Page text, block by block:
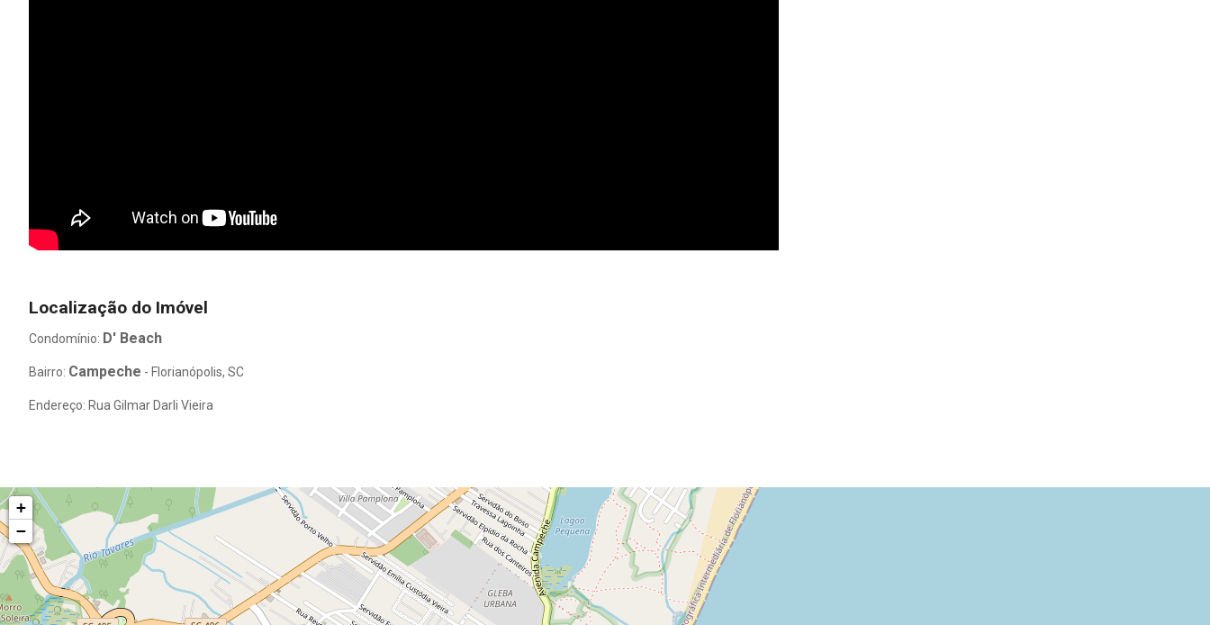
Localização do Imóvel
Condomínio: D' Beach
Bairro: Campeche - Florianópolis, SC
Endereço: Rua Gilmar Darli Vieira
+
−